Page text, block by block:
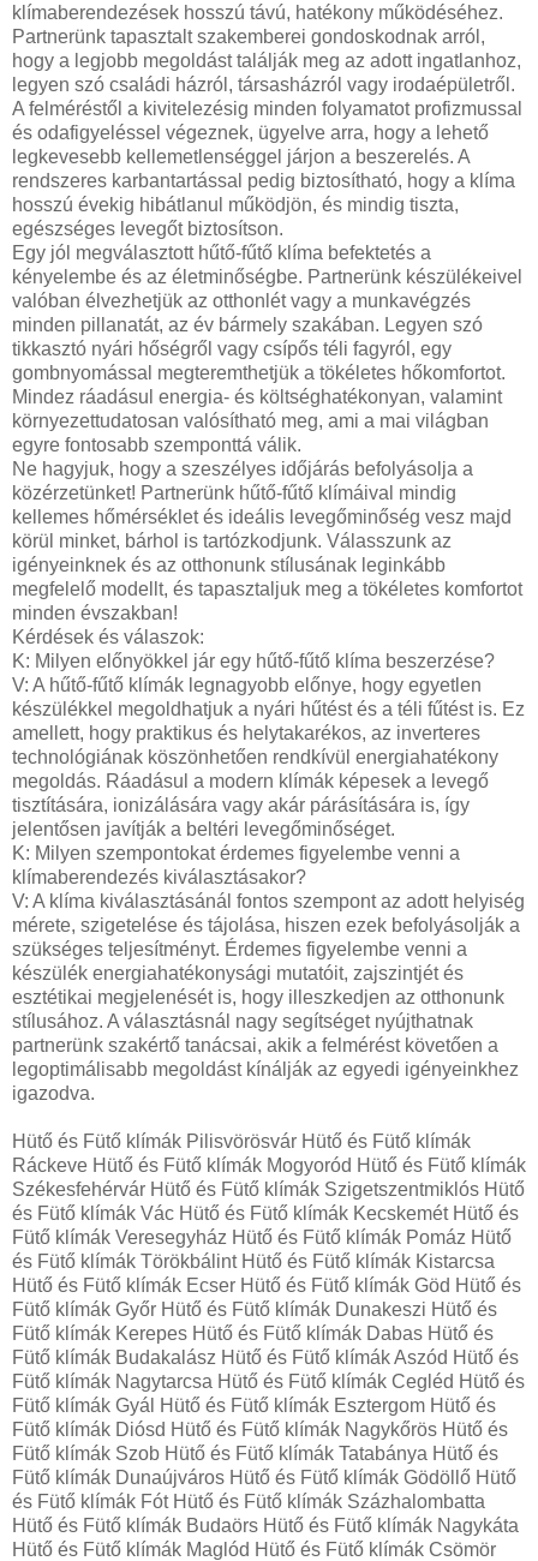
klímaberendezések hosszú távú, hatékony működéséhez.
Partnerünk tapasztalt szakemberei gondoskodnak arról,
hogy a legjobb megoldást találják meg az adott ingatlanhoz,
legyen szó családi házról, társasházról vagy irodaépületről.
A felméréstől a kivitelezésig minden folyamatot profizmussal
és odafigyeléssel végeznek, ügyelve arra, hogy a lehető
legkevesebb kellemetlenséggel járjon a beszerelés. A
rendszeres karbantartással pedig biztosítható, hogy a klíma
hosszú évekig hibátlanul működjön, és mindig tiszta,
egészséges levegőt biztosítson.
Egy jól megválasztott hűtő-fűtő klíma befektetés a
kényelembe és az életminőségbe. Partnerünk készülékeivel
valóban élvezhetjük az otthonlét vagy a munkavégzés
minden pillanatát, az év bármely szakában. Legyen szó
tikkasztó nyári hőségről vagy csípős téli fagyról, egy
gombnyomással megteremthetjük a tökéletes hőkomfortot.
Mindez ráadásul energia- és költséghatékonyan, valamint
környezettudatosan valósítható meg, ami a mai világban
egyre fontosabb szemponttá válik.
Ne hagyjuk, hogy a szeszélyes időjárás befolyásolja a
közérzetünket! Partnerünk hűtő-fűtő klímáival mindig
kellemes hőmérséklet és ideális levegőminőség vesz majd
körül minket, bárhol is tartózkodjunk. Válasszunk az
igényeinknek és az otthonunk stílusának leginkább
megfelelő modellt, és tapasztaljuk meg a tökéletes komfortot
minden évszakban!
Kérdések és válaszok:
K: Milyen előnyökkel jár egy hűtő-fűtő klíma beszerzése?
V: A hűtő-fűtő klímák legnagyobb előnye, hogy egyetlen
készülékkel megoldhatjuk a nyári hűtést és a téli fűtést is. Ez
amellett, hogy praktikus és helytakarékos, az inverteres
technológiának köszönhetően rendkívül energiahatékony
megoldás. Ráadásul a modern klímák képesek a levegő
tisztítására, ionizálására vagy akár párásítására is, így
jelentősen javítják a beltéri levegőminőséget.
K: Milyen szempontokat érdemes figyelembe venni a
klímaberendezés kiválasztásakor?
V: A klíma kiválasztásánál fontos szempont az adott helyiség
mérete, szigetelése és tájolása, hiszen ezek befolyásolják a
szükséges teljesítményt. Érdemes figyelembe venni a
készülék energiahatékonysági mutatóit, zajszintjét és
esztétikai megjelenését is, hogy illeszkedjen az otthonunk
stílusához. A választásnál nagy segítséget nyújthatnak
partnerünk szakértő tanácsai, akik a felmérést követően a
legoptimálisabb megoldást kínálják az egyedi igényeinkhez
igazodva.
Hütő és Fütő klímák Pilisvörösvár Hütő és Fütő klímák
Ráckeve Hütő és Fütő klímák Mogyoród Hütő és Fütő klímák
Székesfehérvár Hütő és Fütő klímák Szigetszentmiklós Hütő
és Fütő klímák Vác Hütő és Fütő klímák Kecskemét Hütő és
Fütő klímák Veresegyház Hütő és Fütő klímák Pomáz Hütő
és Fütő klímák Törökbálint Hütő és Fütő klímák Kistarcsa
Hütő és Fütő klímák Ecser Hütő és Fütő klímák Göd Hütő és
Fütő klímák Győr Hütő és Fütő klímák Dunakeszi Hütő és
Fütő klímák Kerepes Hütő és Fütő klímák Dabas Hütő és
Fütő klímák Budakalász Hütő és Fütő klímák Aszód Hütő és
Fütő klímák Nagytarcsa Hütő és Fütő klímák Cegléd Hütő és
Fütő klímák Gyál Hütő és Fütő klímák Esztergom Hütő és
Fütő klímák Diósd Hütő és Fütő klímák Nagykőrös Hütő és
Fütő klímák Szob Hütő és Fütő klímák Tatabánya Hütő és
Fütő klímák Dunaújváros Hütő és Fütő klímák Gödöllő Hütő
és Fütő klímák Fót Hütő és Fütő klímák Százhalombatta
Hütő és Fütő klímák Budaörs Hütő és Fütő klímák Nagykáta
Hütő és Fütő klímák Maglód Hütő és Fütő klímák Csömör